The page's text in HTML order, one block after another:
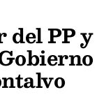
del PP y